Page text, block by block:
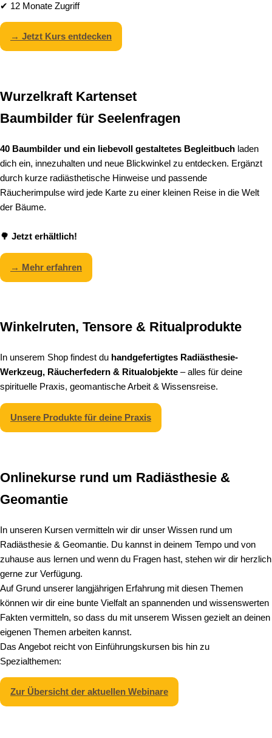
✔ 12 Monate Zugriff
→ Jetzt Kurs entdecken
Wurzelkraft Kartenset
Baumbilder für Seelenfragen
40 Baumbilder und ein liebevoll gestaltetes Begleitbuch laden
dich ein, innezuhalten und neue Blickwinkel zu entdecken. Ergänzt
durch kurze radiästhetische Hinweise und passende
Räucherimpulse wird jede Karte zu einer kleinen Reise in die Welt
der Bäume.
🌳 Jetzt erhältlich!
→ Mehr erfahren
Winkelruten, Tensore & Ritualprodukte
In unserem Shop findest du handgefertigtes Radiästhesie-
Werkzeug, Räucherfedern & Ritualobjekte – alles für deine
spirituelle Praxis, geomantische Arbeit & Wissensreise.
Unsere Produkte für deine Praxis
Onlinekurse rund um Radiästhesie &
Geomantie
In unseren Kursen vermitteln wir dir unser Wissen rund um
Radiästhesie & Geomantie. Du kannst in deinem Tempo und von
zuhause aus lernen und wenn du Fragen hast, stehen wir dir herzlich
gerne zur Verfügung.
Auf Grund unserer langjährigen Erfahrung mit diesen Themen
können wir dir eine bunte Vielfalt an spannenden und wissenswerten
Fakten vermitteln, so dass du mit unserem Wissen gezielt an deinen
eigenen Themen arbeiten kannst.
Das Angebot reicht von Einführungskursen bis hin zu
Spezialthemen:
Zur Übersicht der aktuellen Webinare